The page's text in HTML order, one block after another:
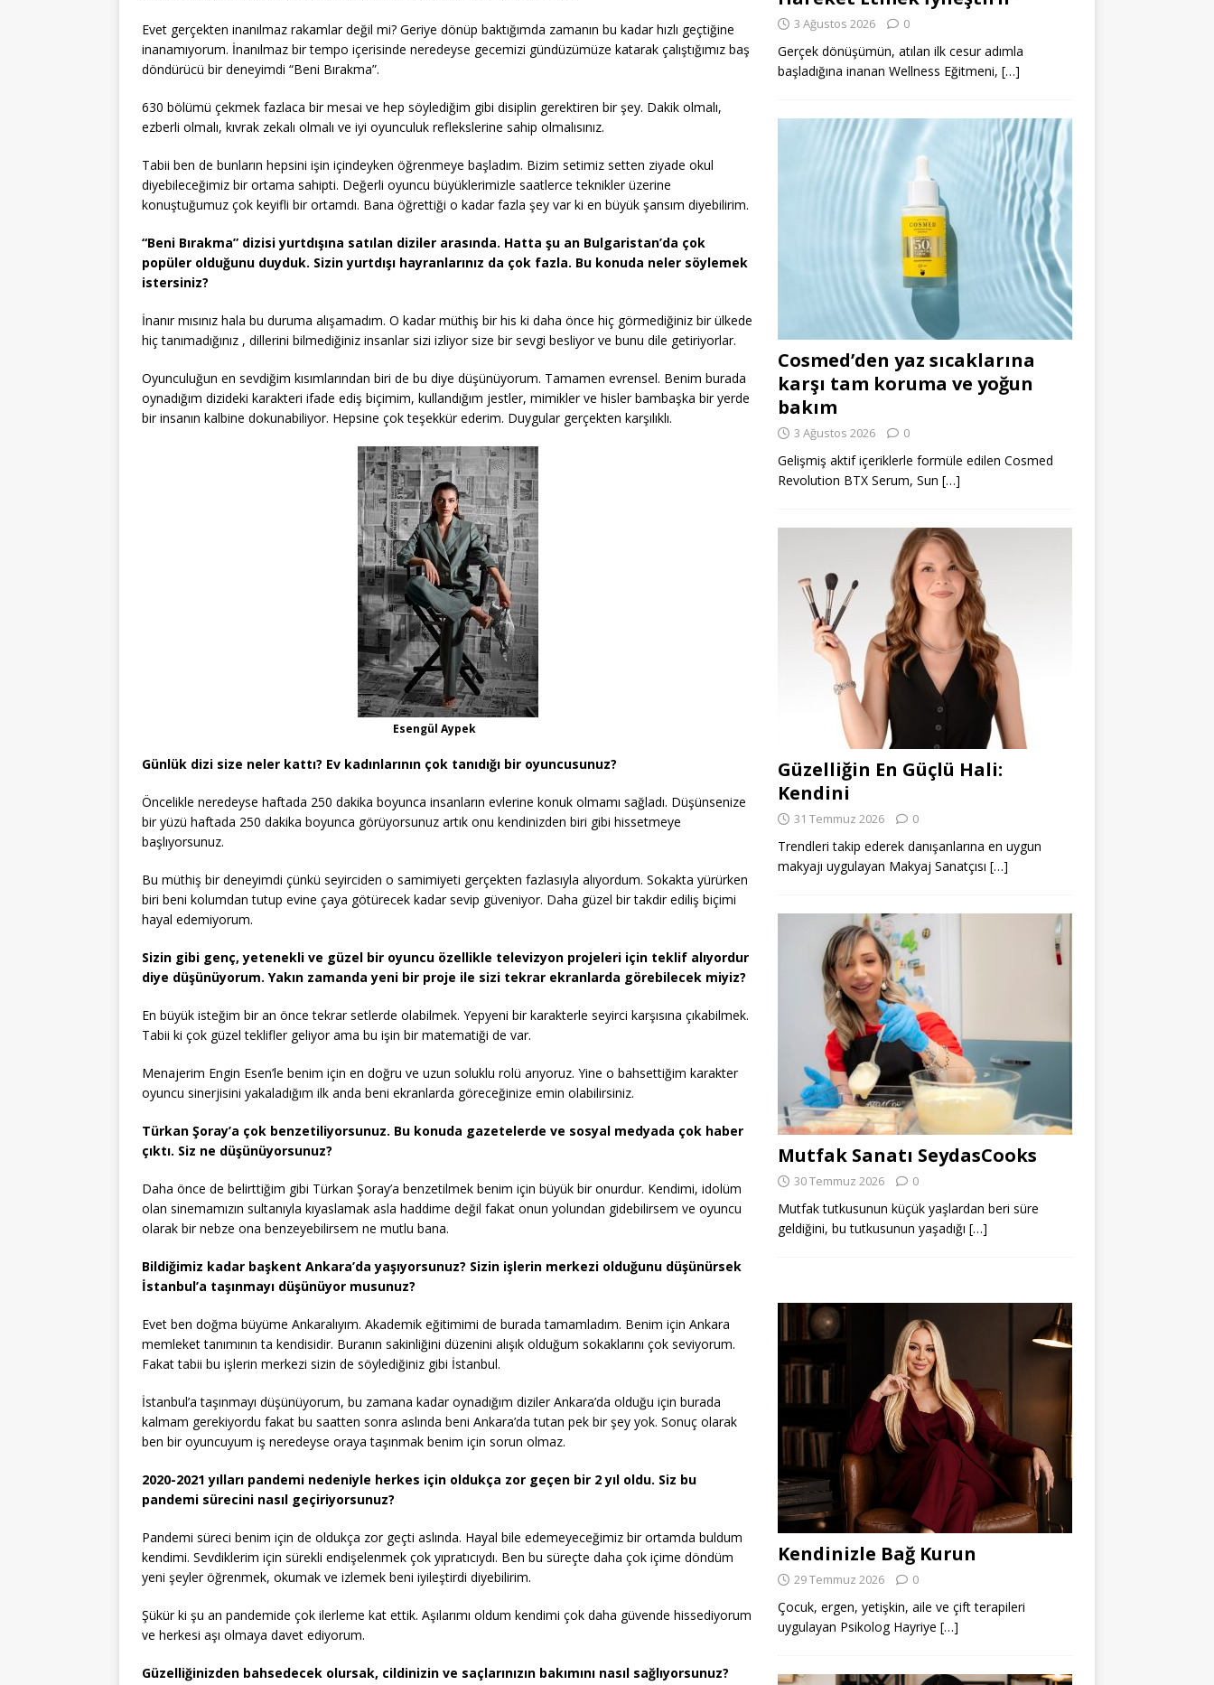
Evet gerçekten inanılmaz rakamlar değil mi? Geriye dönüp baktığımda zamanın bu kadar hızlı geçtiğine
inanamıyorum. İnanılmaz bir tempo içerisinde neredeyse gecemizi gündüzümüze katarak çalıştığımız baş
döndürücü bir deneyimdi “Beni Bırakma”.
630 bölümü çekmek fazlaca bir mesai ve hep söylediğim gibi disiplin gerektiren bir şey. Dakik olmalı,
ezberli olmalı, kıvrak zekalı olmalı ve iyi oyunculuk reflekslerine sahip olmalısınız.
Tabii ben de bunların hepsini işin içindeyken öğrenmeye başladım. Bizim setimiz setten ziyade okul
diyebileceğimiz bir ortama sahipti. Değerli oyuncu büyüklerimizle saatlerce teknikler üzerine
konuştuğumuz çok keyifli bir ortamdı. Bana öğrettiği o kadar fazla şey var ki en büyük şansım diyebilirim.
“Beni Bırakma” dizisi yurtdışına satılan diziler arasında. Hatta şu an Bulgaristan’da çok
popüler olduğunu duyduk. Sizin yurtdışı hayranlarınız da çok fazla. Bu konuda neler söylemek
istersiniz?
İnanır mısınız hala bu duruma alışamadım. O kadar müthiş bir his ki daha önce hiç görmediğiniz bir ülkede
hiç tanımadığınız , dillerini bilmediğiniz insanlar sizi izliyor size bir sevgi besliyor ve bunu dile getiriyorlar.
Oyunculuğun en sevdiğim kısımlarından biri de bu diye düşünüyorum. Tamamen evrensel. Benim burada
oynadığım dizideki karakteri ifade ediş biçimim, kullandığım jestler, mimikler ve hisler bambaşka bir yerde
bir insanın kalbine dokunabiliyor. Hepsine çok teşekkür ederim. Duygular gerçekten karşılıklı.
Esengül Aypek
Günlük dizi size neler kattı? Ev kadınlarının çok tanıdığı bir oyuncusunuz?
Öncelikle neredeyse haftada 250 dakika boyunca insanların evlerine konuk olmamı sağladı. Düşünsenize
bir yüzü haftada 250 dakika boyunca görüyorsunuz artık onu kendinizden biri gibi hissetmeye
başlıyorsunuz.
Bu müthiş bir deneyimdi çünkü seyirciden o samimiyeti gerçekten fazlasıyla alıyordum. Sokakta yürürken
biri beni kolumdan tutup evine çaya götürecek kadar sevip güveniyor. Daha güzel bir takdir ediliş biçimi
hayal edemiyorum.
Sizin gibi genç, yetenekli ve güzel bir oyuncu özellikle televizyon projeleri için teklif alıyordur
diye düşünüyorum. Yakın zamanda yeni bir proje ile sizi tekrar ekranlarda görebilecek miyiz?
En büyük isteğim bir an önce tekrar setlerde olabilmek. Yepyeni bir karakterle seyirci karşısına çıkabilmek.
Tabii ki çok güzel teklifler geliyor ama bu işin bir matematiği de var.
Menajerim Engin Esen’le benim için en doğru ve uzun soluklu rolü arıyoruz. Yine o bahsettiğim karakter
oyuncu sinerjisini yakaladığım ilk anda beni ekranlarda göreceğinize emin olabilirsiniz.
Türkan Şoray’a çok benzetiliyorsunuz. Bu konuda gazetelerde ve sosyal medyada çok haber
çıktı. Siz ne düşünüyorsunuz?
Daha önce de belirttiğim gibi Türkan Şoray’a benzetilmek benim için büyük bir onurdur. Kendimi, idolüm
olan sinemamızın sultanıyla kıyaslamak asla haddime değil fakat onun yolundan gidebilirsem ve oyuncu
olarak bir nebze ona benzeyebilirsem ne mutlu bana.
Bildiğimiz kadar başkent Ankara’da yaşıyorsunuz? Sizin işlerin merkezi olduğunu düşünürsek
İstanbul’a taşınmayı düşünüyor musunuz?
Evet ben doğma büyüme Ankaralıyım. Akademik eğitimimi de burada tamamladım. Benim için Ankara
memleket tanımının ta kendisidir. Buranın sakinliğini düzenini alışık olduğum sokaklarını çok seviyorum.
Fakat tabii bu işlerin merkezi sizin de söylediğiniz gibi İstanbul.
İstanbul’a taşınmayı düşünüyorum, bu zamana kadar oynadığım diziler Ankara’da olduğu için burada
kalmam gerekiyordu fakat bu saatten sonra aslında beni Ankara’da tutan pek bir şey yok. Sonuç olarak
ben bir oyuncuyum iş neredeyse oraya taşınmak benim için sorun olmaz.
2020-2021 yılları pandemi nedeniyle herkes için oldukça zor geçen bir 2 yıl oldu. Siz bu
pandemi sürecini nasıl geçiriyorsunuz?
Pandemi süreci benim için de oldukça zor geçti aslında. Hayal bile edemeyeceğimiz bir ortamda buldum
kendimi. Sevdiklerim için sürekli endişelenmek çok yıpratıcıydı. Ben bu süreçte daha çok içime döndüm
yeni şeyler öğrenmek, okumak ve izlemek beni iyileştirdi diyebilirim.
Şükür ki şu an pandemide çok ilerleme kat ettik. Aşılarımı oldum kendimi çok daha güvende hissediyorum
ve herkesi aşı olmaya davet ediyorum.
Güzelliğinizden bahsedecek olursak, cildinizin ve saçlarınızın bakımını nasıl sağlıyorsunuz?
3 Ağustos 2026 0
Gerçek dönüşümün, atılan ilk cesur adımla
başladığına inanan Wellness Eğitmeni, […]
Cosmed’den yaz sıcaklarına
karşı tam koruma ve yoğun
bakım
3 Ağustos 2026 0
Gelişmiş aktif içeriklerle formüle edilen Cosmed
Revolution BTX Serum, Sun […]
Güzelliğin En Güçlü Hali:
Kendini
31 Temmuz 2026 0
Trendleri takip ederek danışanlarına en uygun
makyajı uygulayan Makyaj Sanatçısı […]
Mutfak Sanatı SeydasCooks
30 Temmuz 2026 0
Mutfak tutkusunun küçük yaşlardan beri süre
geldiğini, bu tutkusunun yaşadığı […]
Kendinizle Bağ Kurun
29 Temmuz 2026 0
Çocuk, ergen, yetişkin, aile ve çift terapileri
uygulayan Psikolog Hayriye […]